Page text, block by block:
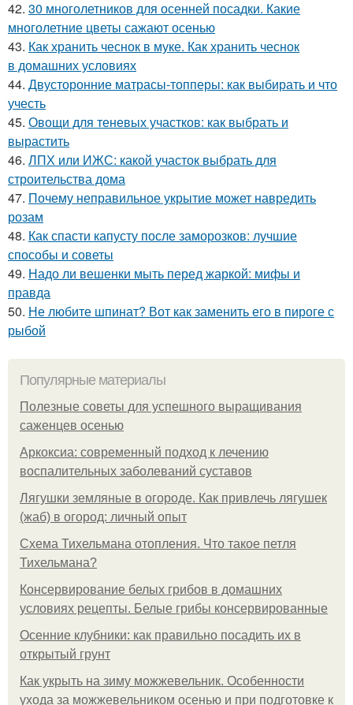
42. 30 многолетников для осенней посадки. Какие
многолетние цветы сажают осенью
43. Как хранить чеснок в муке. Как хранить чеснок
в домашних условиях
44. Двусторонние матрасы-топперы: как выбирать и что
учесть
45. Овощи для теневых участков: как выбрать и
вырастить
46. ЛПХ или ИЖС: какой участок выбрать для
строительства дома
47. Почему неправильное укрытие может навредить
розам
48. Как спасти капусту после заморозков: лучшие
способы и советы
49. Надо ли вешенки мыть перед жаркой: мифы и
правда
50. Не любите шпинат? Вот как заменить его в пироге с
рыбой
Популярные материалы
Полезные советы для успешного выращивания
саженцев осенью
Аркоксиа: современный подход к лечению
воспалительных заболеваний суставов
Лягушки земляные в огороде. Как привлечь лягушек
(жаб) в огород: личный опыт
Схема Тихельмана отопления. Что такое петля
Тихельмана?
Консервирование белых грибов в домашних
условиях рецепты. Белые грибы консервированные
Осенние клубники: как правильно посадить их в
открытый грунт
Как укрыть на зиму можжевельник. Особенности
ухода за можжевельником осенью и при подготовке к